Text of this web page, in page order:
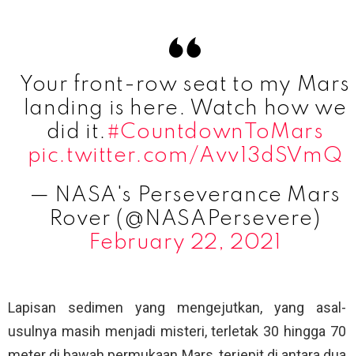
Your front-row seat to my Mars
landing is here. Watch how we
did it. #CountdownToMars
pic.twitter.com/Avv13dSVmQ
— NASA's Perseverance Mars
Rover (@NASAPersevere)
February 22, 2021
Lapisan sedimen yang mengejutkan, yang asal-
usulnya masih menjadi misteri, terletak 30 hingga 70